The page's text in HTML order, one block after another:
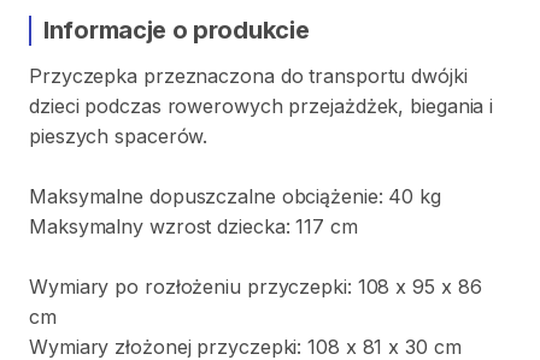
Informacje o produkcie
Przyczepka przeznaczona do transportu dwójki
dzieci podczas rowerowych przejażdżek​​,​ biegania i
pieszych spacerów.
Maksymalne dopuszczalne obciążenie: 40 kg
Maksymalny wzrost dziecka: 117 cm
Wymiary po rozłożeniu przyczepki: 108 x 95 x 86
cm
Wymiary złożonej przyczepki: 108 x 81 x 30 cm